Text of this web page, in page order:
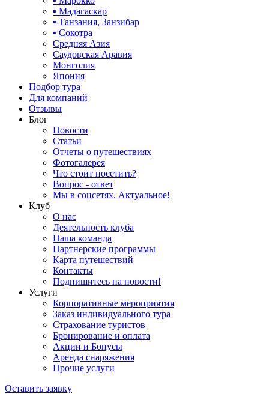
▪ Мадагаскар
▪ Танзания, Занзибар
▪ Сокотра
Средняя Азия
Саудовская Аравия
Монголия
Япония
Подбор тура
Для компаний
Отзывы
Блог
Новости
Статьи
Отчеты о путешествиях
Фотогалерея
Что стоит посетить?
Вопрос - ответ
Мы в соцсетях. Актуальное!
Клуб
О нас
Деятельность клуба
Наша команда
Партнерские программы
Карта путешествий
Контакты
Подпишитесь на новости!
Услуги
Корпоративные мероприятия
Заказ индивидуального тура
Страхование туристов
Бронирование и оплата
Акции и Бонусы
Аренда снаряжения
Прочие услуги
Оставить заявку